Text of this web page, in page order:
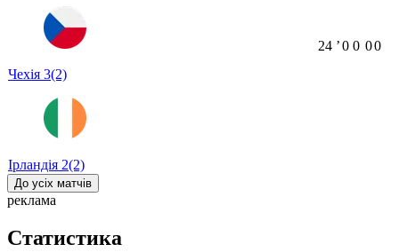
Чехія 3(2)
Ірландія 2(2)
24 ʼ0 0 00
До усіх матчів
реклама
Статистика